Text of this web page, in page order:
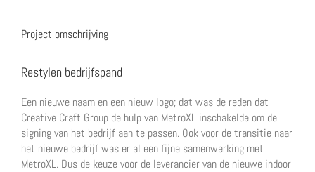
Project omschrijving
Restylen bedrijfspand
Een nieuwe naam en een nieuw logo; dat was de reden dat
Creative Craft Group de hulp van MetroXL inschakelde om de
signing van het bedrijf aan te passen. Ook voor de transitie naar
het nieuwe bedrijf was er al een fijne samenwerking met
MetroXL. Dus de keuze voor de leverancier van de nieuwe indoor